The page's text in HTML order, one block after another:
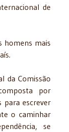
de
homens mais
da Comissão
por
para escrever
o caminhar
se